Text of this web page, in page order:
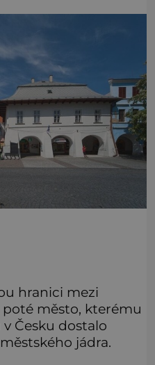
hranici mezi
poté město, kterému
Česku dostalo
jádra.